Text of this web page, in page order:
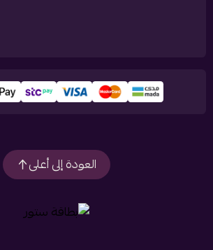
العودة إلى أعلى